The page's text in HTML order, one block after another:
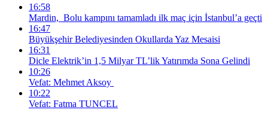
16:58
Mardin, Bolu kampını tamamladı ilk maç için İstanbul’a geçti
16:47
Büyükşehir Belediyesinden Okullarda Yaz Mesaisi
16:31
Dicle Elektrik’in 1,5 Milyar TL’lik Yatırımda Sona Gelindi
10:26
Vefat: Mehmet Aksoy
10:22
Vefat: Fatma TUNCEL